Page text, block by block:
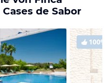
de Sabor
100%